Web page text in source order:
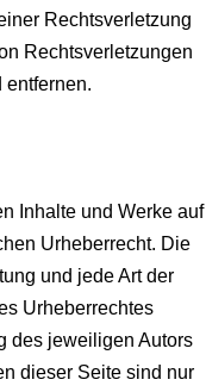
Rechtsverletzung
Rechtsverletzungen
entfernen.
Inhalte und Werke auf
Urheberrecht. Die
und jede Art der
Urheberrechtes
des jeweiligen Autors
dieser Seite sind nur